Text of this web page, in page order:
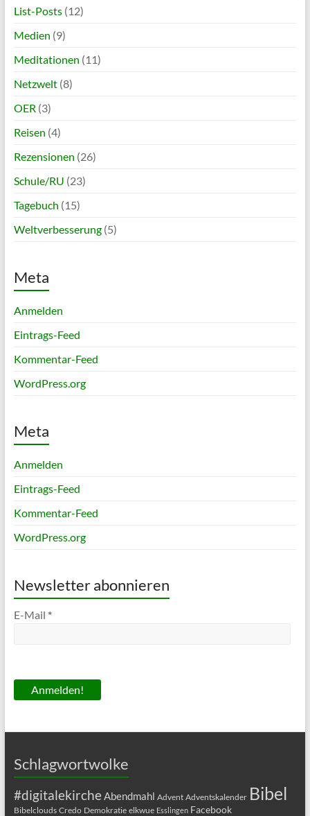
List-Posts(12)
Medien (9)
Meditationen (11)
Netzwelt(8)
OER (3)
Reisen (4)
Rezensionen (26)
Schule/RU (23)
Tagebuch (15)
Weltverbesserung(5)
Meta
Anmelden
Eintrags-Feed
Kommentar-Feed
WordPress.org
Meta
Anmelden
Eintrags-Feed
Kommentar-Feed
WordPress.org
Newsletter abonnieren
E-Mail *
Schlagwortwolke
#digitalekirche Abendmahl Advent Adventskalender Bibel
Bibelclouds Credo Demokratie elkwue Esslingen Facebook